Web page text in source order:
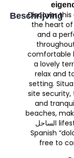
Beschrijving
Discover
the heart
and a
comfortable
a lovely
relax and
setting.
site
and
beaches,
الساحل lifestyle. A perfect place to embrace the
Spanish
free to